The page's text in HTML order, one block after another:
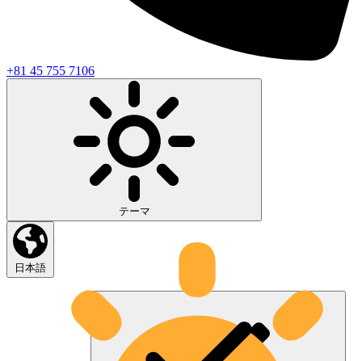
+81 45 755 7106
テーマ
日本語